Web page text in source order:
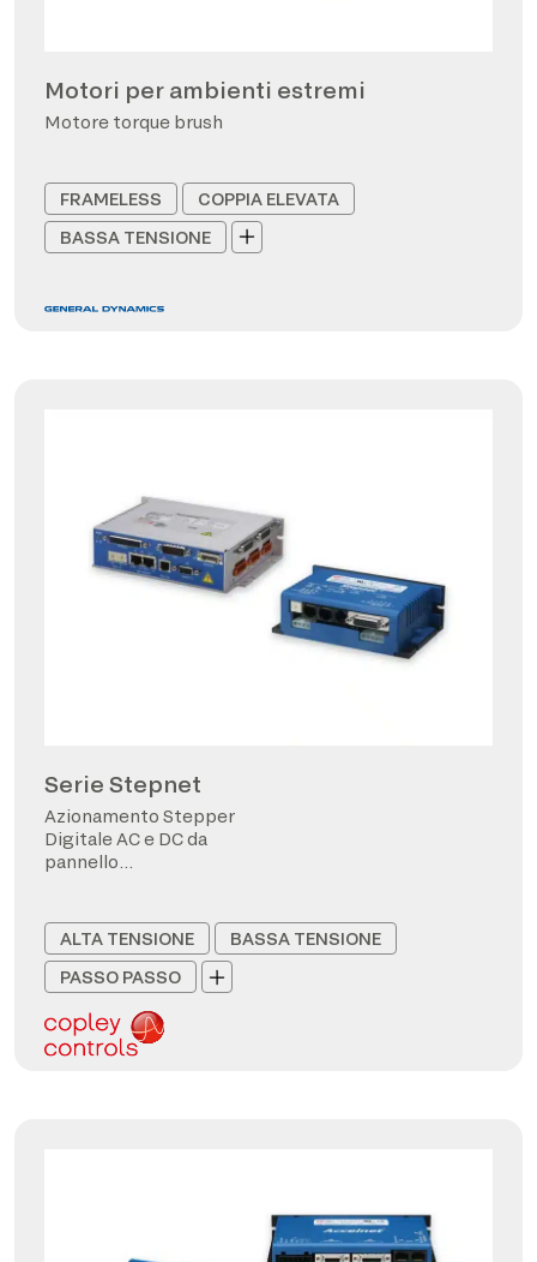
Motori per ambienti estremi
Motore torque brush
FRAMELESS
COPPIA ELEVATA
BASSA TENSIONE
Serie Stepnet
Azionamento Stepper
Digitale AC e DC da
pannello
ALTA TENSIONE
BASSA TENSIONE
PASSO PASSO